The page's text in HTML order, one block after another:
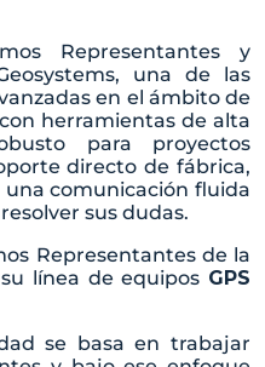
Representantes y
una de las
en el ámbito de
herramientas de alta
para proyectos
directo de fábrica,
comunicación fluida
sus dudas.
Representantes de la
línea de equipos GPS
se basa en trabajar